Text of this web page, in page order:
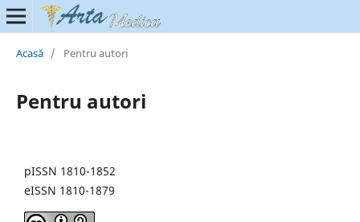
Acasă / Pentru autori
Pentru autori
pISSN 1810-1852
eISSN 1810-1879